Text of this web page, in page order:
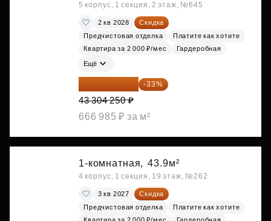
5 корпус, 1 секция, 2 этаж, №645
2 кв 2028
Скидка
Предчистовая отделка
Платите как хотите
Квартира за 2 000 ₽/мес
Гардеробная
Ещё
29 013 848 ₽ -33%
43 304 250 ₽
666 985 ₽ за м²
1-комнатная, 43.9м²
4 корпус, 1 секция, 19 этаж, №262
3 кв 2027
Скидка
Предчистовая отделка
Платите как хотите